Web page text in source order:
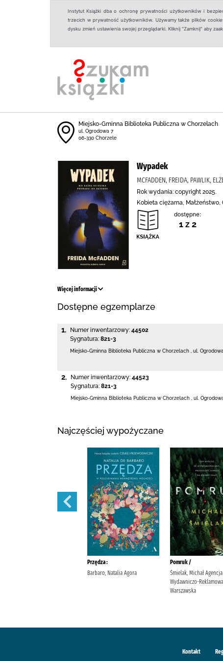
Instytut Książki dba o ochronę prywatności użytkowników i
trzecich w prywatność użytkowników. Używamy także plików
dysku zmień ustawienia swojej przeglądarki. Kliknij "Zamknij" aby
Miejsko-Gminna Biblioteka Publiczna w Chorzelach
ul. Ogrodowa 7
06-330 Chorzele
Wypadek
MCFADDEN, FREIDA, PAWLIK,
Rok wydania: copyright 2025.
Kobieta ciężarna,
dostępne:
1 z 2
Więcej informacji
Dostępne egzemplarze
1. Numer inwentarzowy: 44502
Sygnatura: 821-3
Miejsko-Gminna Biblioteka Publiczna w Chorzelach ul.
2. Numer inwentarzowy: 44523
Sygnatura: 821-3
Miejsko-Gminna Biblioteka Publiczna w Chorzelach ul.
Najczęściej wypożyczane
Przędza :
Barbaro, Natalia Agora
Pomruk /
Śmielak, Michał Agencja
Wydawniczo-
Warszawska
Kontakt